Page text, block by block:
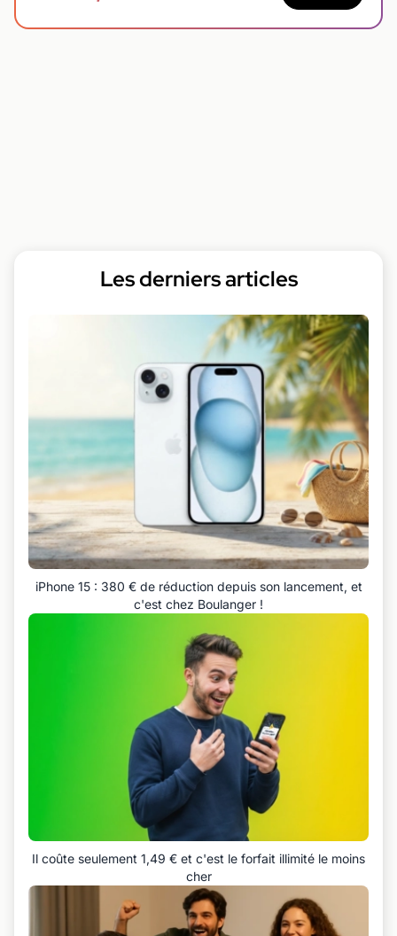
Les derniers articles
iPhone 15 : 380 € de réduction depuis son lancement, et
c'est chez Boulanger !
Il coûte seulement 1,49 € et c'est le forfait illimité le moins
cher